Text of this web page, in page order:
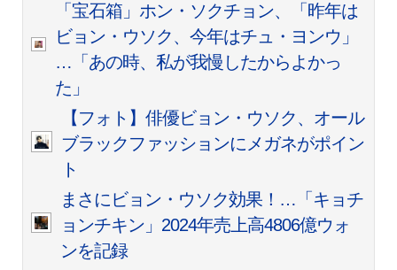
「宝石箱」ホン・ソクチョン、「昨年は
ビョン・ウソク、今年はチュ・ヨンウ」
…「あの時、私が我慢したからよかっ
た」
【フォト】俳優ビョン・ウソク、オール
ブラックファッションにメガネがポイン
ト
まさにビョン・ウソク効果！…「キョチ
ョンチキン」2024年売上高4806億ウォ
ンを記録